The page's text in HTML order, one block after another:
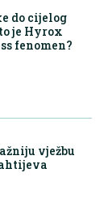
do cijelog
je Hyrox
fenomen?
vježbu